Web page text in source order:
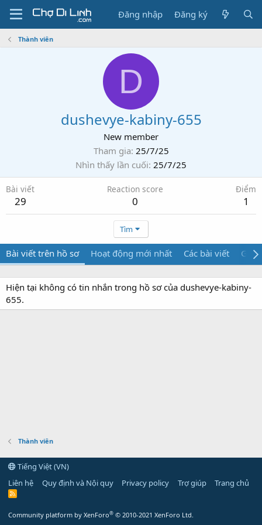
Đăng nhập Đăng ký
Thành viên
D
dushevye-kabiny-655
New member
Tham gia 25/7/25
Nhìn thấy lần cuối 25/7/25
Bài viết
29
Reaction score
0
Điểm
1
Tìm
Bài viết trên hồ sơ Hoạt động mới nhất Các bài viết Giới
Hiện tại không có tin nhắn trong hồ sơ của dushevye-kabiny-
655.
Thành viên
Tiếng Việt (VN)
Liên hệ
Quy định và Nội quy Privacy policy Trợ giúp Trang chủ
R
Community platform by XenForo® © 2010-2021 XenForo Ltd.